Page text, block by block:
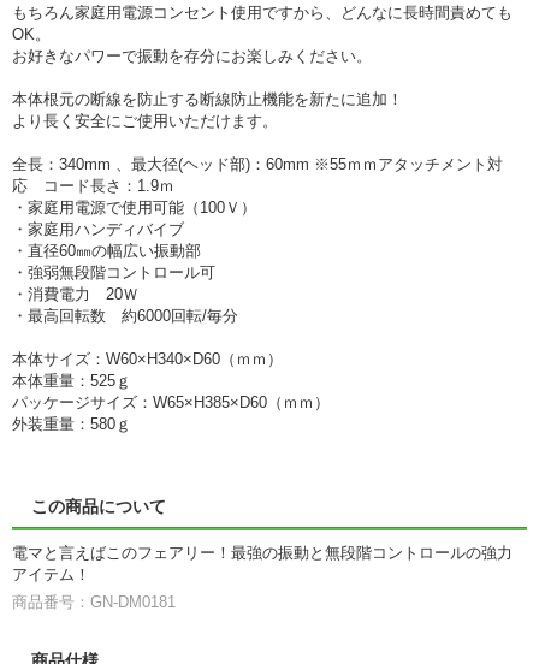
もちろん家庭用電源コンセント使用ですから、どんなに長時間責めても
OK。
お好きなパワーで振動を存分にお楽しみください。
本体根元の断線を防止する断線防止機能を新たに追加！
より長く安全にご使用いただけます。
全長：340mm 、最大径(ヘッド部)：60mm ※55ｍｍアタッチメント対
応 コード長さ：1.9ｍ
・家庭用電源で使用可能（100Ｖ）
・家庭用ハンディバイブ
・直径60㎜の幅広い振動部
・強弱無段階コントロール可
・消費電力 20Ｗ
・最高回転数 約6000回転/毎分
本体サイズ：W60×H340×D60（ｍｍ）
本体重量：525ｇ
パッケージサイズ：W65×H385×D60（ｍｍ）
外装重量：580ｇ
この商品について
電マと言えばこのフェアリー！最強の振動と無段階コントロールの強力
アイテム！
商品番号：GN-DM0181